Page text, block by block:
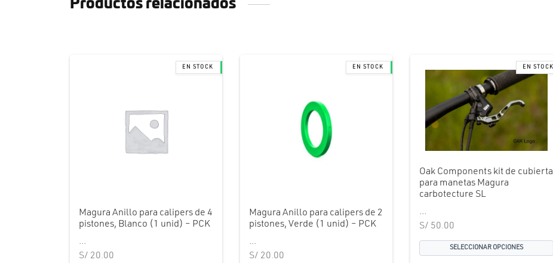
Productos relacionados
Magura Anillo para calipers de 4
pistones, Blanco (1 unid) – PCK
...
S/ 20.00
Magura Anillo para calipers de 2
pistones, Verde (1 unid) – PCK
...
S/ 20.00
Oak Components kit de cubierta
para manetas Magura
carbotecture SL
...
S/ 50.00
SELECCIONAR OPCIONES